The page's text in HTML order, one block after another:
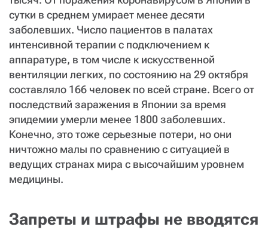
сутки в среднем умирает менее десяти
заболевших. Число пациентов в палатах
интенсивной терапии с подключением к
аппаратуре, в том числе к искусственной
вентиляции легких, по состоянию на 29 октября
составляло 166 человек по всей стране. Всего от
последствий заражения в Японии за время
эпидемии умерли менее 1800 заболевших.
Конечно, это тоже серьезные потери, но они
ничтожно малы по сравнению с ситуацией в
ведущих странах мира с высочайшим уровнем
медицины.
Запреты и штрафы не вводятся